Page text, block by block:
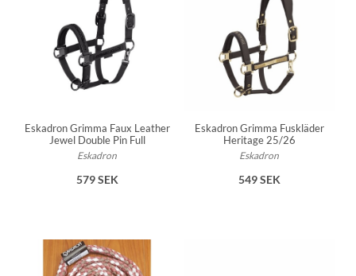
Eskadron Grimma Faux Leather
Jewel Double Pin Full
Eskadron
579 SEK
Eskadron Grimma Fuskläder
Heritage 25/26
Eskadron
549 SEK